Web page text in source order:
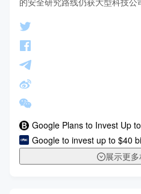
Google Plans to Invest Up
Google to invest up to $40
展示更